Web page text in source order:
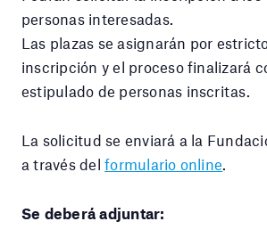
personas interesadas.
Las plazas se asignarán por
inscripción y el proceso finalizará
estipulado de personas inscritas.
La solicitud se enviará a la
a través delformulario online
Se deberá adjuntar: